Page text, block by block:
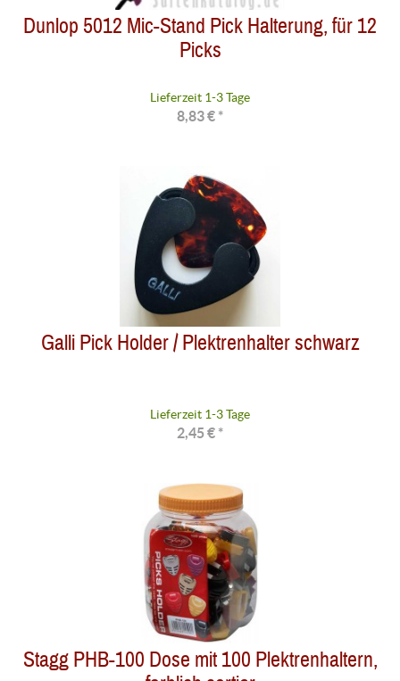
Dunlop 5012 Mic-Stand Pick Halterung, für 12
Picks
Lieferzeit 1-3 Tage
8,83 € *
Galli Pick Holder / Plektrenhalter schwarz
Lieferzeit 1-3 Tage
2,45 € *
Stagg PHB-100 Dose mit 100 Plektrenhaltern,